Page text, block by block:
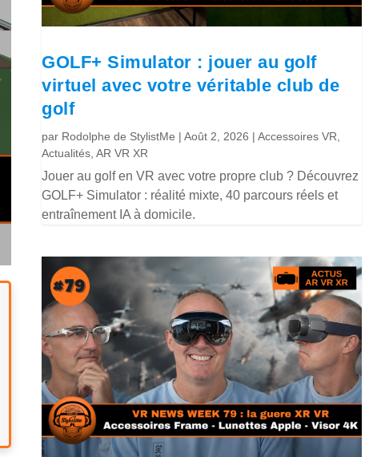
GOLF+ Simulator : jouer au golf
virtuel avec votre véritable club de
golf
par Rodolphe de StylistMe |Août 2, 2026 |Accessoires VR
Actualités ,AR VR XR
Jouer au golf en VR avec votre propre club ? Découvrez
GOLF+ Simulator : réalité mixte, 40 parcours réels et
entraînement IA à domicile.